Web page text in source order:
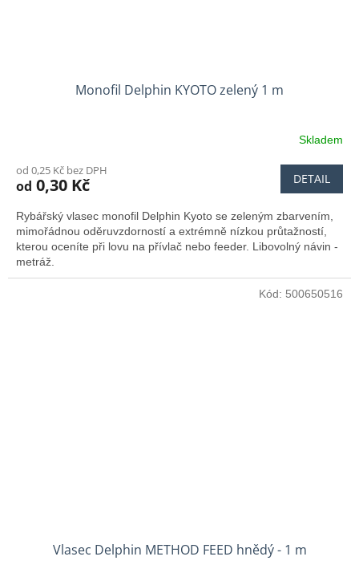
Monofil Delphin KYOTO zelený 1 m
Skladem
od 0,25 Kč bez DPH
od 0,30 Kč DETAIL
Rybářský vlasec monofil Delphin Kyoto se zeleným zbarvením,
mimořádnou oděruvzdorností a extrémně nízkou průtažností,
kterou oceníte při lovu na přívlač nebo feeder. Libovolný návin -
metráž.
Vlasec Delphin METHOD FEED hnědý - 1 m
Kód: 500650516